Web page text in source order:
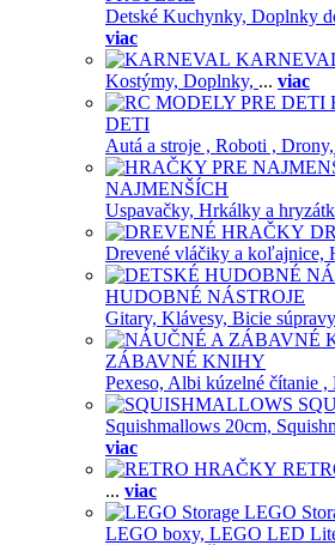
Detské Kuchynky, Doplnky
viac
Kostýmy, Doplnky, ... viac
DETI
Autá a stroje , Roboti , Drony,
NAJMENŠÍCH
Uspavačky, Hrkálky a
Drevené vláčiky a koľajnice,
HUDOBNÉ NÁSTROJE
Gitary, Klávesy, Bicie
ZÁBAVNÉ KNIHY
Pexeso, Albi kúzelné čítanie ,
Squishmallows 20cm,
viac
... viac
LEGO
LEGO boxy, LEGO LED